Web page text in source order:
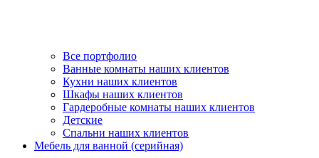
Все портфолио
Ванные комнаты наших клиентов
Кухни наших клиентов
Шкафы наших клиентов
Гардеробные комнаты наших клиентов
Детские
Спальни наших клиентов
Мебель для ванной (серийная)